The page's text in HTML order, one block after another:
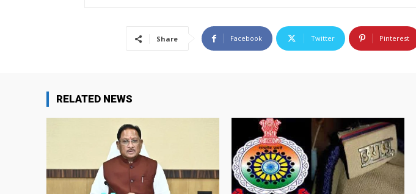
Share Facebook Twitter Pinterest
RELATED NEWS